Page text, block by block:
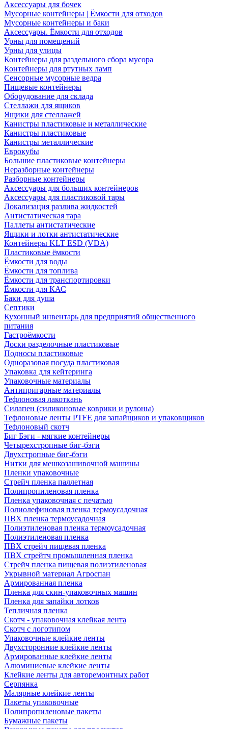
Аксессуары для бочек
Мусорные контейнеры | Ёмкости для отходов
Мусорные контейнеры и баки
Аксессуары. Ёмкости для отходов
Урны для помещений
Урны для улицы
Контейнеры для раздельного сбора мусора
Контейнеры для ртутных ламп
Сенсорные мусорные ведра
Пищевые контейнеры
Оборудование для склада
Стеллажи для ящиков
Ящики для стеллажей
Канистры пластиковые и металлические
Канистры пластиковые
Канистры металлические
Еврокубы
Большие пластиковые контейнеры
Неразборные контейнеры
Разборные контейнеры
Аксессуары для больших контейнеров
Аксессуары для пластиковой тары
Локализация разлива жидкостей
Антистатическая тара
Паллеты антистатические
Ящики и лотки антистатические
Контейнеры KLT ESD (VDA)
Пластиковые ёмкости
Ёмкости для воды
Ёмкости для топлива
Ёмкости для транспортировки
Ёмкости для КАС
Баки для душа
Септики
Кухонный инвентарь для предприятий общественного
питания
Гастроёмкости
Доски разделочные пластиковые
Подносы пластиковые
Одноразовая посуда пластиковая
Упаковка для кейтеринга
Упаковочные материалы
Антипригарные материалы
Тефлоновая лакоткань
Силапен (силиконовые коврики и рулоны)
Тефлоновые ленты PTFE для запайщиков и упаковщиков
Тефлоновый скотч
Биг Бэги - мягкие контейнеры
Четырехстропные биг-бэги
Двухстропные биг-бэги
Нитки для мешкозашивочной машины
Пленки упаковочные
Стрейч пленка паллетная
Полипропиленовая пленка
Пленка упаковочная с печатью
Полиолефиновая пленка термоусадочная
ПВХ пленка термоусадочная
Полиэтиленовая пленка термоусадочная
Полиэтиленовая пленка
ПВХ стрейч пищевая пленка
ПВХ стрейтч промышленная пленка
Стрейч пленка пищевая полиэтиленовая
Укрывной материал Агроспан
Армированная пленка
Пленка для скин-упаковочных машин
Пленка для запайки лотков
Тепличная пленка
Скотч - упаковочная клейкая лента
Скотч с логотипом
Упаковочные клейкие ленты
Двухсторонние клейкие ленты
Армированные клейкие ленты
Алюминиевые клейкие ленты
Клейкие ленты для авторемонтных работ
Серпянка
Малярные клейкие ленты
Пакеты упаковочные
Полипропиленовые пакеты
Бумажные пакеты